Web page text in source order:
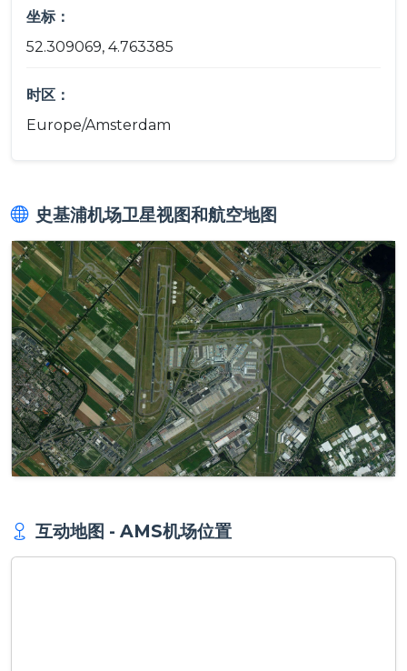
坐标：
52.309069, 4.763385
时区：
Europe/Amsterdam
史基浦机场卫星视图和航空地图
互动地图 - AMS机场位置